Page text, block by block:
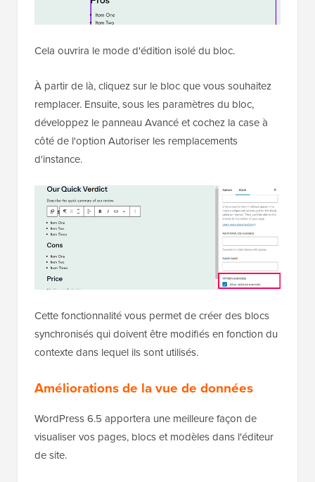
Cela ouvrira le mode d'édition isolé du bloc.
À partir de là, cliquez sur le bloc que vous souhaitez
remplacer. Ensuite, sous les paramètres du bloc,
développez le panneau Avancé et cochez la case à
côté de l'option Autoriser les remplacements
d'instance.
Cette fonctionnalité vous permet de créer des blocs
synchronisés qui doivent être modifiés en fonction du
contexte dans lequel ils sont utilisés.
Améliorations de la vue de données
WordPress 6.5 apportera une meilleure façon de
visualiser vos pages, blocs et modèles dans l'éditeur
de site.